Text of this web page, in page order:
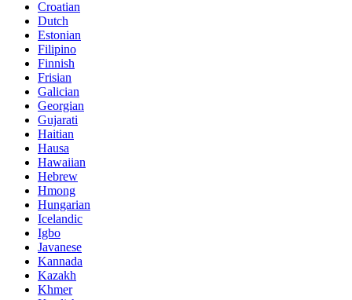
Croatian
Dutch
Estonian
Filipino
Finnish
Frisian
Galician
Georgian
Gujarati
Haitian
Hausa
Hawaiian
Hebrew
Hmong
Hungarian
Icelandic
Igbo
Javanese
Kannada
Kazakh
Khmer